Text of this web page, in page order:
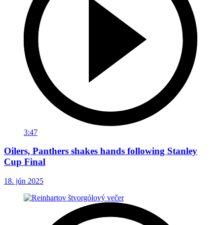
3:47
Oilers, Panthers shakes hands following Stanley
Cup Final
18. jún 2025